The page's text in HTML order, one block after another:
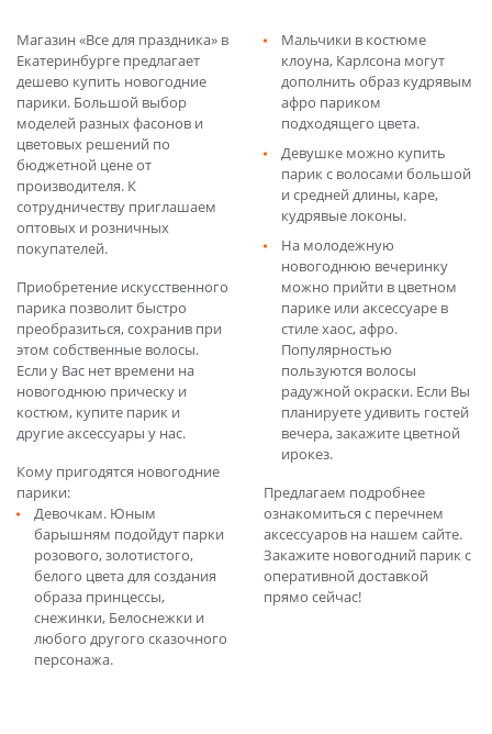
Магазин «Все для праздника» в
Екатеринбурге предлагает
дешево купить новогодние
парики. Большой выбор
моделей разных фасонов и
цветовых решений по
бюджетной цене от
производителя. К
сотрудничеству приглашаем
оптовых и розничных
покупателей.
Приобретение искусственного
парика позволит быстро
преобразиться, сохранив при
этом собственные волосы.
Если у Вас нет времени на
новогоднюю прическу и
костюм, купите парик и
другие аксессуары у нас.
Кому пригодятся новогодние
парики:
Девочкам. Юным
барышням подойдут парки
розового, золотистого,
белого цвета для создания
образа принцессы,
снежинки, Белоснежки и
любого другого сказочного
персонажа.
Мальчики в костюме
клоуна, Карлсона могут
дополнить образ кудрявым
афро париком
подходящего цвета.
Девушке можно купить
парик с волосами большой
и средней длины, каре,
кудрявые локоны.
На молодежную
новогоднюю вечеринку
можно прийти в цветном
парике или аксессуаре в
стиле хаос, афро.
Популярностью
пользуются волосы
радужной окраски. Если Вы
планируете удивить гостей
вечера, закажите цветной
ирокез.
Предлагаем подробнее
ознакомиться с перечнем
аксессуаров на нашем сайте.
Закажите новогодний парик с
оперативной доставкой
прямо сейчас!